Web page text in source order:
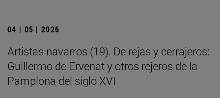
04 | 05 | 2026
Artistas navarros (19). De rejas y cerrajeros:
Guillermo de Ervenat y otros rejeros de la
Pamplona del siglo XVI